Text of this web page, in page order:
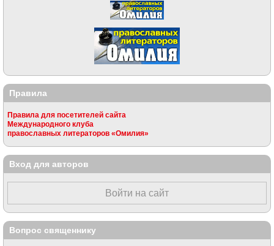
Правила
Правила для посетителей сайта
Международного клуба
православных литераторов «Омилия»
Вход для авторов
Войти на сайт
Вопрос священнику